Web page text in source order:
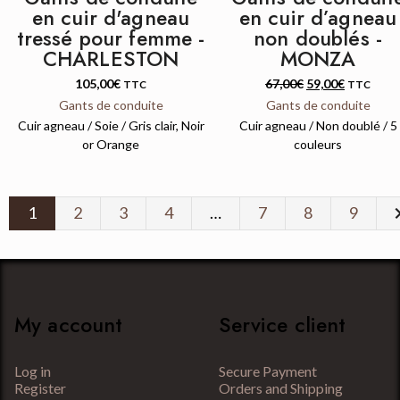
en cuir d'agneau
tressé pour femme -
CHARLESTON
105,00€ TTC
Gants de conduite
Cuir agneau / Soie / Gris clair, Noir
or Orange
en cuir d’agneau
non doublés -
MONZA
67,00€ 59,00€ TTC
Gants de conduite
Cuir agneau / Non doublé / 5
couleurs
1 2 3 4 … 7 8 9
My account
Log in
Register
Service client
Secure Payment
Orders and Shipping